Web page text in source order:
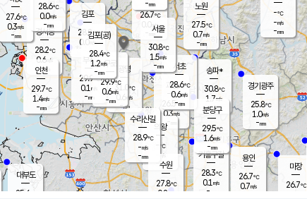
과천
26.5℃
0.3m/s
- mm
용인
26.7℃
0.7m/s
경기광주
25.8℃
1.0m/s
-mm
대부도
25.6
경서동
28.2℃
0.6 m/s
-mm
27.6℃
0.3m/s
-mm
-℃
-m/s
-mm
마장
26.7℃
의왕
- ℃
m/s
mm
김포
28.8℃
0.0 m/s
mm
광명
31.0
℃
0.6 m/s
-mm
부천
29.9℃
0.1 m/s
-mm
28.6℃
0.0m/s
-mm
구로
29.9℃
0.6m/s
-mm
26.7℃
0.0 m/s
- mm
노원
27.5℃
0.7m/s
-mm
송파*
30.8℃
1.7m/s
-mm
서초
28.6℃
0.6m/s
-mm
기흥구갈
28.3℃
0.1 m/s
-
수리산길
28.9℃
-m/s
-mm
분당구
29.5℃
1.6m/s
-mm
-mm
김포(공)
28.4℃
1.2m/s
-mm
수원
27.8℃
0.8 m/s
인천
29.7℃
1.4m/s
-mm
서울
30.8℃
1.5m/s
-mm